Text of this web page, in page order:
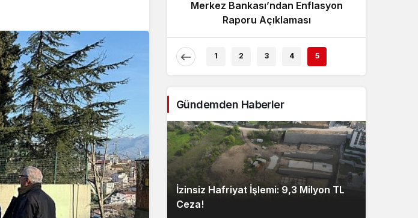
Sistem Modu
Sistem modunu seçin.
Merkez Bankası’ndan Enflasyon
Raporu Açıklaması
1 2 3 4 5
Gündemden Haberler
İzinsiz Hafriyat İşlemi: 9,3 Milyon TL
Ceza!